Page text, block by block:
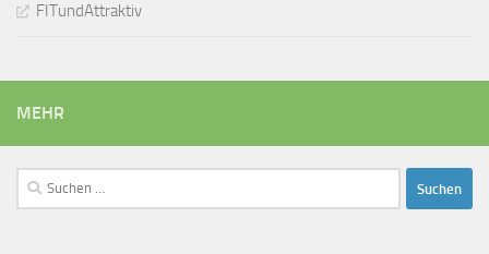
FITundAttraktiv
MEHR
Suchen
nach: